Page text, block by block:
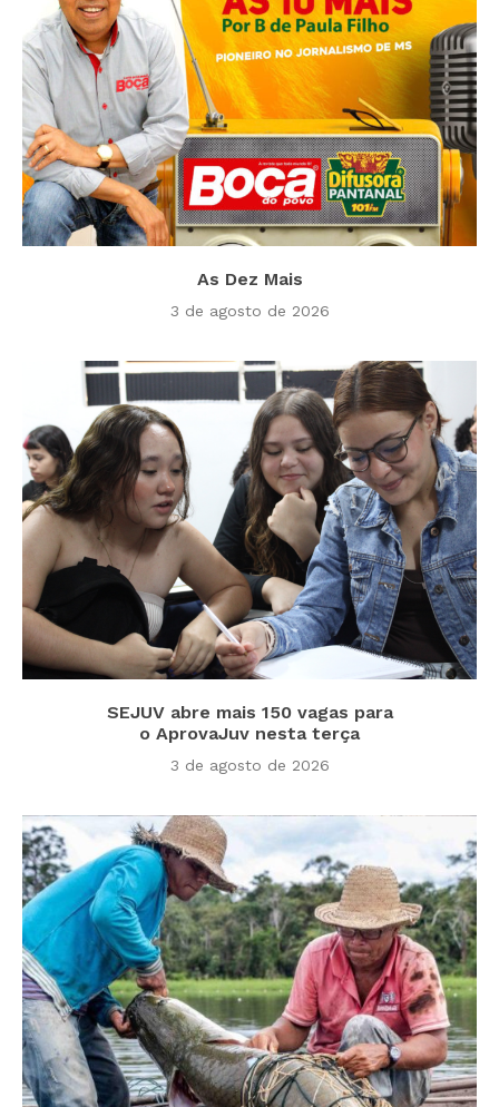
As Dez Mais
3 de agosto de 2026
SEJUV abre mais 150 vagas para
o AprovaJuv nesta terça
3 de agosto de 2026